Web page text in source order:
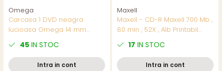
Omega
Carcasa 1 DVD neagra
lucioasa Omega 14 mm
45 IN STOC
Intra in cont
Maxell
Maxell - CD-R Maxell 700 Mb ,
80 min , 52X , Alb Printabil
17 IN STOC
Intra in cont